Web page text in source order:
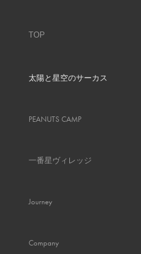
TOP
太陽と星空のサーカス
PEANUTS CAMP
一番星ヴィレッジ
Journey
Company